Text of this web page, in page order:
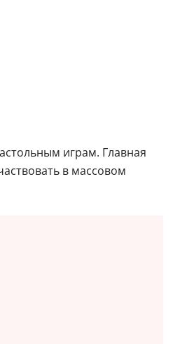
играм. Главная
в массовом